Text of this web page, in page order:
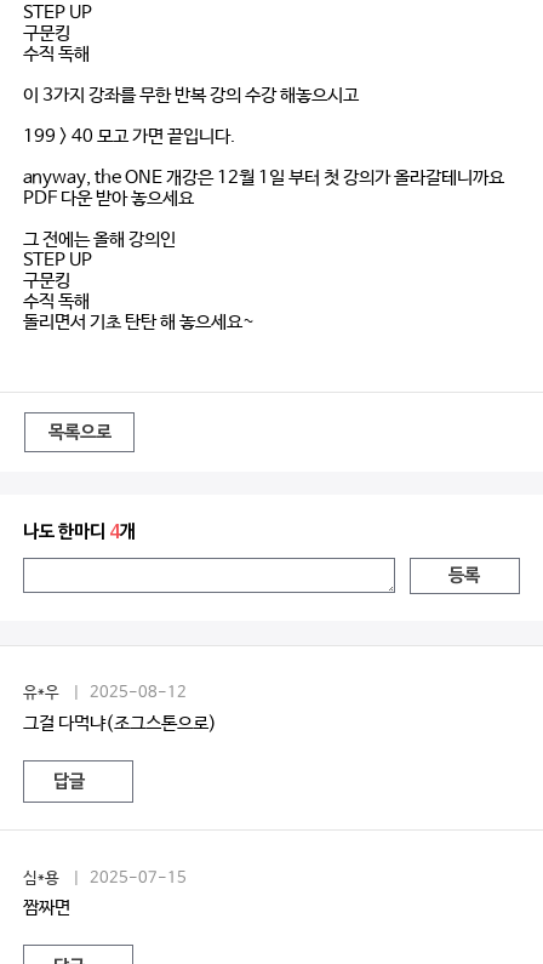
STEP UP
구문킹
수직 독해
이 3가지 강좌를 무한 반복 강의 수강 해놓으시고
199 > 40 모고 가면 끝입니다.
anyway, the ONE 개강은 12월 1일 부터 첫 강의가 올라갈테니까요
PDF 다운 받아 놓으세요
그 전에는 올해 강의인
STEP UP
구문킹
수직 독해
돌리면서 기초 탄탄 해 놓으세요~
목록으로
나도 한마디 4개
등록
유*우 | 2025-08-12
그걸 다먹냐(조그스톤으로)
답글
심*용 | 2025-07-15
짬짜면